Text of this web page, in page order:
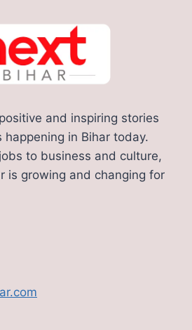
and inspiring stories
in Bihar today.
to business and culture,
is growing and changing for